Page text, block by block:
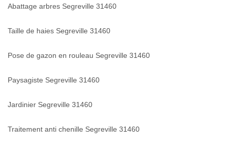
Abattage arbres Segreville 31460
Taille de haies Segreville 31460
Pose de gazon en rouleau Segreville 31460
Paysagiste Segreville 31460
Jardinier Segreville 31460
Traitement anti chenille Segreville 31460